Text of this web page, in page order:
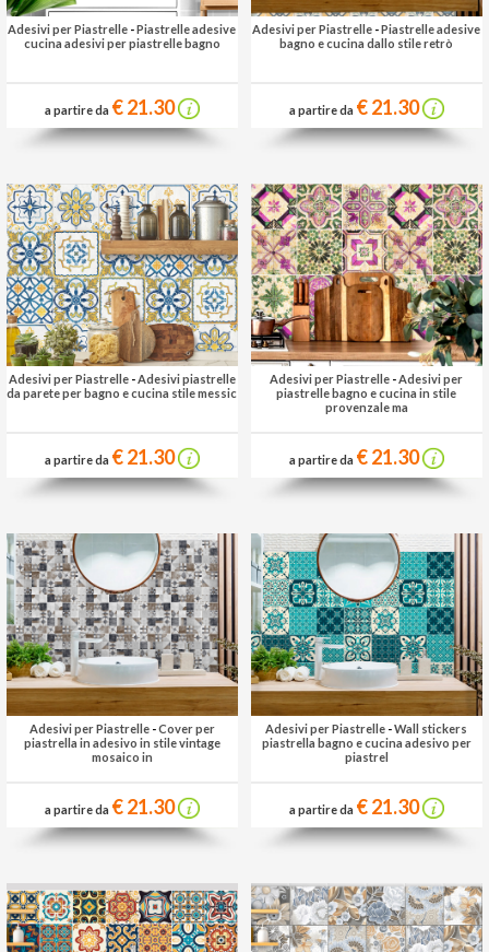
Adesivi per Piastrelle -Piastrelle adesive
cucina adesivi per piastrelle bagno
a partire da € 21.30
Adesivi per Piastrelle -Piastrelle adesive
bagno e cucina dallo stile retrò
a partire da € 21.30
Adesivi per Piastrelle -Adesivi piastrelle
da parete per bagno e cucina stile messic
a partire da € 21.30
Adesivi per Piastrelle -Adesivi per
piastrelle bagno e cucina in stile
provenzale ma
a partire da € 21.30
Adesivi per Piastrelle -Cover per
piastrella in adesivo in stile vintage
mosaico in
a partire da € 21.30
Adesivi per Piastrelle -Wall stickers
piastrella bagno e cucina adesivo per
piastrel
a partire da € 21.30